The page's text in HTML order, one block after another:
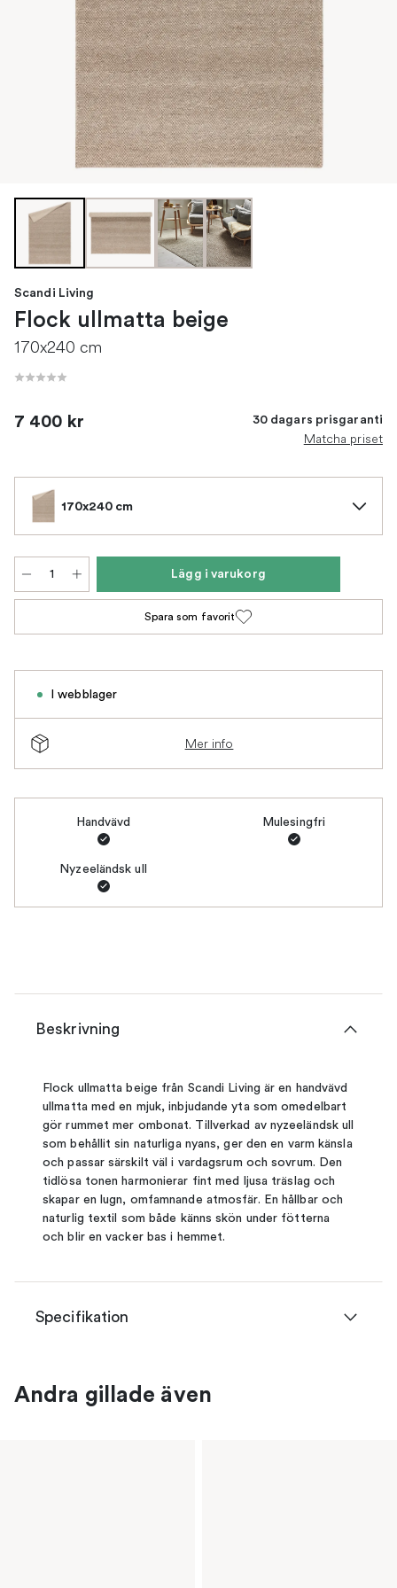
Scandi Living
Flock ullmatta beige
170x240 cm
7 400 kr 30 dagars prisgaranti
Matcha priset
170x240 cm
Lägg i varukorg
Spara som favorit
I webblager
Mer info
Handvävd Mulesingfri
Nyzeeländsk ull
Beskrivning
Flock ullmatta beige från Scandi Living är en handvävd
ullmatta med en mjuk, inbjudande yta som omedelbart
gör rummet mer ombonat. Tillverkad av nyzeeländsk ull
som behållit sin naturliga nyans, ger den en varm känsla
och passar särskilt väl i vardagsrum och sovrum. Den
tidlösa tonen harmonierar fint med ljusa träslag och
skapar en lugn, omfamnande atmosfär. En hållbar och
naturlig textil som både känns skön under fötterna
och blir en vacker bas i hemmet.
Specifikation
Andra gillade även